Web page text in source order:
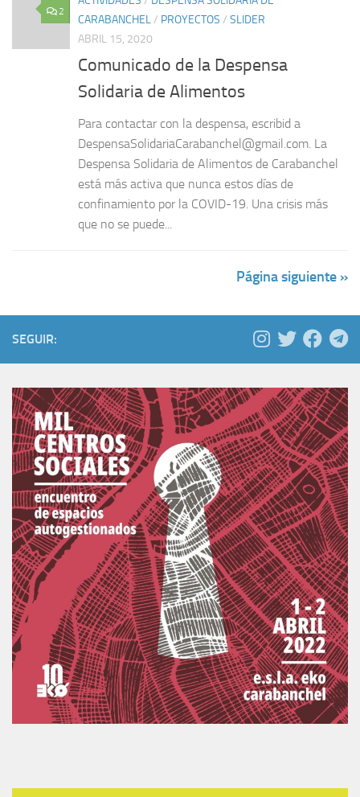
2
CARABANCHEL/ PROYECTOS / SLIDER
ABRIL 15, 2020
Comunicado de la Despensa
Solidaria de Alimentos
Para contactar con la despensa, escribid a
DespensaSolidariaCarabanchel@gmail.com. La
Despensa Solidaria de Alimentos de Carabanchel
está más activa que nunca estos días de
confinamiento por la COVID-19. Una crisis más
que no se puede...
Página siguiente »
SEGUIR: